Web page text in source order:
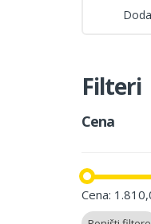
Filteri
Cena
Cena: